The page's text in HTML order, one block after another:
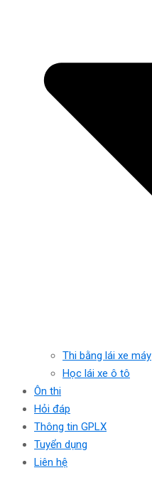
Thi bằng lái xe máy
Học lái xe ô tô
Ôn thi
Hỏi đáp
Thông tin GPLX
Tuyển dụng
Liên hệ